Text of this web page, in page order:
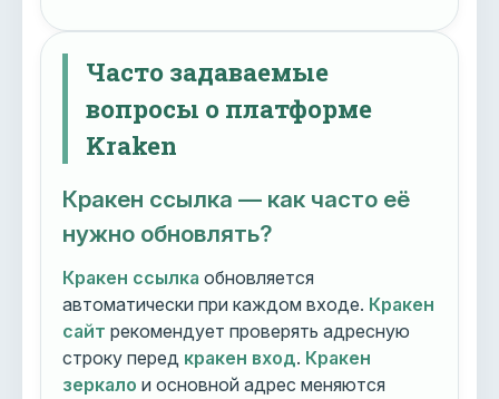
Часто задаваемые
вопросы о платформе
Kraken
Кракен ссылка — как часто её
нужно обновлять?
Кракен ссылка обновляется
автоматически при каждом входе. Кракен
сайт рекомендует проверять адресную
строку перед кракен вход. Кракен
зеркало и основной адрес меняются